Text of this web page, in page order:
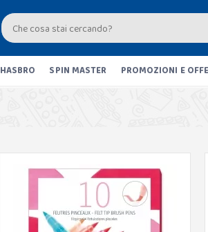
HASBRO SPIN MASTER PROMOZIONI E